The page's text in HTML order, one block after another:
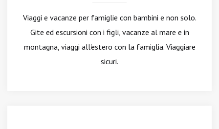
Viaggi e vacanze per famiglie con bambini e non solo.
Gite ed escursioni con i figli, vacanze al mare e in
montagna, viaggi all'estero con la famiglia. Viaggiare
sicuri.